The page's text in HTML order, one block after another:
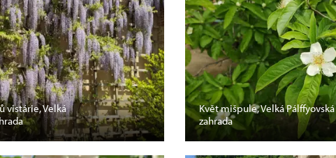
vistárie, Velká
Květ mišpule, Velká Pálffyovská
zahrada